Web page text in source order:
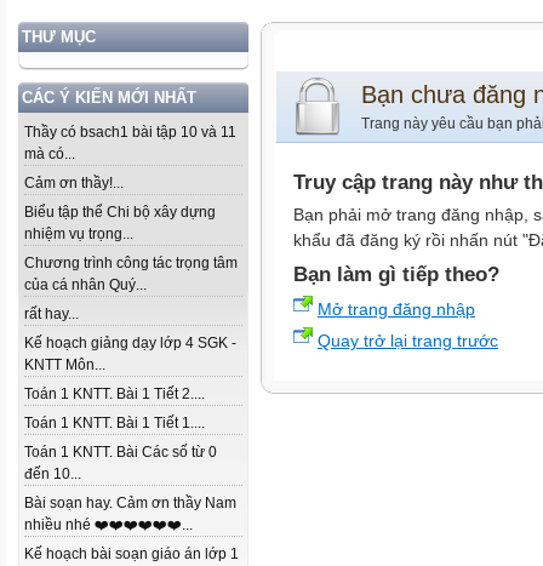
THƯ MỤC
CÁC Ý KIẾN MỚI NHẤT
Thầy có bsach1 bài tập 10 và 11
mà có...
Cảm ơn thầy!...
Biểu tập thể Chi bộ xây dựng
nhiệm vụ trọng...
Chương trình công tác trọng tâm
của cá nhân Quý...
rất hay...
Kế hoạch giảng dạy lớp 4 SGK -
KNTT Môn...
Toán 1 KNTT. Bài 1 Tiết 2....
Toán 1 KNTT. Bài 1 Tiết 1....
Toán 1 KNTT. Bài Các số từ 0
đến 10...
Bài soạn hay. Cảm ơn thầy Nam
nhiều nhé ❤️❤️❤️❤️❤️❤️...
Kế hoạch bài soạn giáo án lớp 1
Bạn chưa đăng
Trang này yêu cầu bạn
Truy cập trang này như
Bạn phải mở trang đăng nhập,
khẩu đã đăng ký rồi nhấn nút
Bạn làm gì tiếp theo?
Mở trang đăng nhập
Quay trở lại trang trước